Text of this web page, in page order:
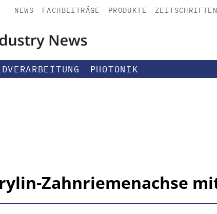
NEWS FACHBEITRÄGE PRODUKTE ZEITSCHRIFTEN
PHOTONIK
Zahnriemenachse mit